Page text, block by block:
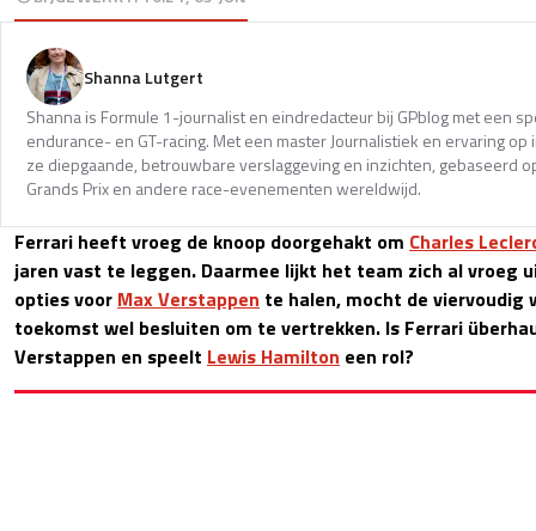
Shanna Lutgert
Shanna is Formule 1-journalist en eindredacteur bij GPblog met een
endurance- en GT-racing. Met een master Journalistiek en ervaring
ze diepgaande, betrouwbare verslaggeving en inzichten, gebaseerd
Grands Prix en andere race-evenementen wereldwijd.
Ferrari heeft vroeg de knoop doorgehakt om Charles
jaren vast te leggen. Daarmee lijkt het team zich al vroeg
opties voor Max Verstappen te halen, mocht de viervoudig
toekomst wel besluiten om te vertrekken. Is Ferrari
Verstappen en speelt Lewis Hamilton een rol?